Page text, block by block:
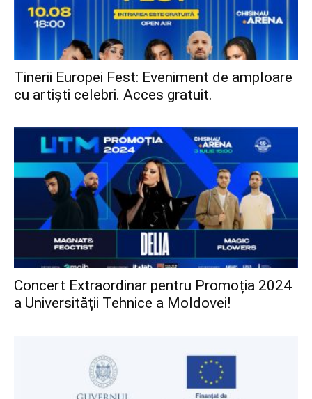
Tinerii Europei Fest: Eveniment de amploare
cu artiști celebri. Acces gratuit.
Concert Extraordinar pentru Promoția 2024
a Universității Tehnice a Moldovei!